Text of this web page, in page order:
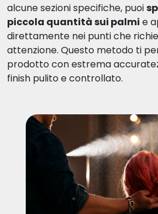
alcune sezioni specifiche, puoi
piccola quantità sui palmi e
direttamente nei punti che
attenzione. Questo metodo ti
prodotto con estrema
finish pulito e controllato.